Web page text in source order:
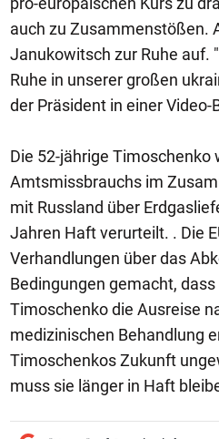
auch zu Zusammenstößen.
Janukowitsch zur Ruhe auf.
Ruhe in unserer großen
der Präsident in einer Video-
Die 52-jährige Timoschenko
Amtsmissbrauchs im
mit Russland über
Jahren Haft verurteilt. . Die
Verhandlungen über das
Bedingungen gemacht, dass
Timoschenko die Ausreise
medizinischen Behandlung
Timoschenkos Zukunft
muss sie länger in Haft